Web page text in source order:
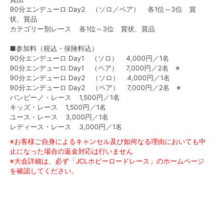
90分エンデューロ Day2 （ソロ／ペア） 各1位～3位 賞
状、賞品
カテゴリー別レース 各1位～3位 賞状、賞品
■参加料（税込・保険料込）
90分エンデューロ Day1 （ソロ） 4,000円／1名
90分エンデューロ Day1 （ペア） 7,000円／2名 ※
90分エンデューロ Day2 （ソロ） 4,000円／1名
90分エンデューロ Day2 （ペア） 7,000円／2名 ※
バンビーノ・レース 1,500円／1名
キッズ・レース 1,500円／1名
ユース・レース 3,000円／1名
レディース・レース 3,000円／1名
※お客様ご自身によるキャンセル及び如何なる理由においても中
止になった場合の返金対応は行いません
※大会詳細は、必ず「JCLホビーロードレース」のホームページ
を確認してください。